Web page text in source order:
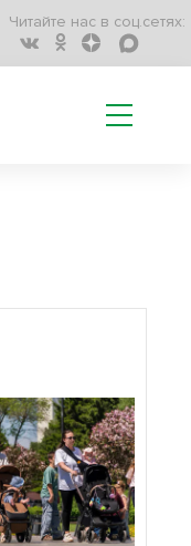
Читайте нас в соц.сетях: